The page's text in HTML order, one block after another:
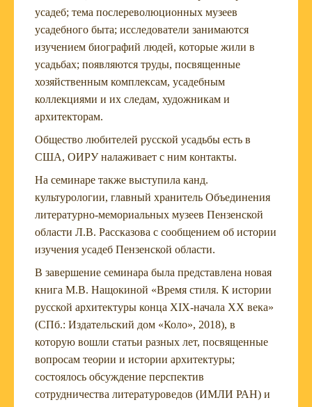
усадеб; тема послереволюционных музеев
усадебного быта; исследователи занимаются
изучением биографий людей, которые жили в
усадьбах; появляются труды, посвященные
хозяйственным комплексам, усадебным
коллекциями и их следам, художникам и
архитекторам.
Общество любителей русской усадьбы есть в
США, ОИРУ налаживает с ним контакты.
На семинаре также выступила канд.
культурологии, главный хранитель Объединения
литературно-мемориальных музеев Пензенской
области Л.В. Рассказова с сообщением об истории
изучения усадеб Пензенской области.
В завершение семинара была представлена новая
книга М.В. Нащокиной «Время стиля. К истории
русской архитектуры конца XIX-начала XX века»
(СПб.: Издательский дом «Коло», 2018), в
которую вошли статьи разных лет, посвященные
вопросам теории и истории архитектуры;
состоялось обсуждение перспектив
сотрудничества литературоведов (ИМЛИ РАН) и